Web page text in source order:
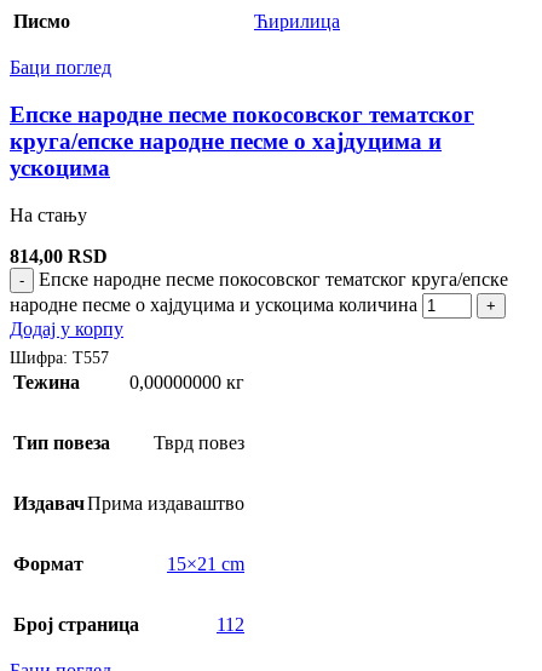
Писмо Ћирилица
Баци поглед
Епске народне песме покосовског тематског
круга/епске народне песме о хајдуцима и
ускоцима
На стању
814,00 RSD
-
Епске народне песме покосовског тематског круга/епске
народне песме о хајдуцима и ускоцима количина
+
Додај у корпу
Шифра: Т557
Тежина 0,00000000 кг
Тип повеза Тврд повез
ИздавачПрима издаваштво
Формат 15×21 cm
Број страница 112